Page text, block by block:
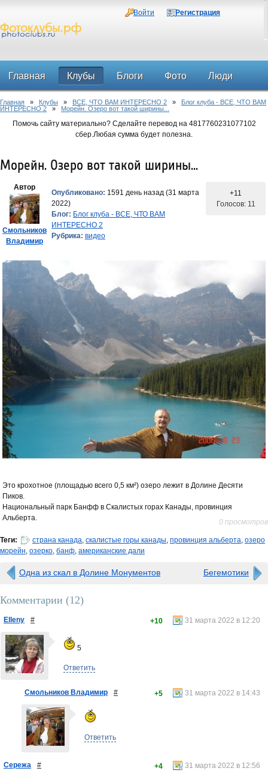
Войти Регистрация
Главная Клубы Блоги Фото Люди
Форум
Главная » Клубы » ВСЕ, ЧТО ВАМ ИНТЕРЕСНО 2 » Блог клуба - ВСЕ, ЧТО ВАМ
ИНТЕРЕСНО 2 » Морейн. Озеро вот такой ширины...
Помочь сайту материально? Сделайте перевод на 4817760231077102
сбер.Любая сумма будет полезна.
Морейн. Озеро вот такой ширины...
Автор
Смольников
Владимир
Опубликовано: 1591 день назад (31 марта
2022)
Блог: Блог клуба - ВСЕ, ЧТО ВАМ
ИНТЕРЕСНО 2
Рубрика: видео
+11
Голосов: 11
Это крохотное (площадью всего 0,5 км²) озеро лежит в Долине Десяти
Пиков.
Национальный парк Банфф в Скалистых горах Канады, провинция
Альберта.
0 просмотров
Теги: страна канада, скалистые горы канады, провинция альберта, озеро
морейн, озерко, банф, американские дали
Одна из скал в Долине Монументов Бегемотики
Комментарии (12)
Elleny # 31 марта 2022 в 12:20
+10
5
Ответить
Смольников Владимир # 31 марта 2022 в 14:43
+5
Ответить
Сережа # 31 марта 2022 в 12:56
+4